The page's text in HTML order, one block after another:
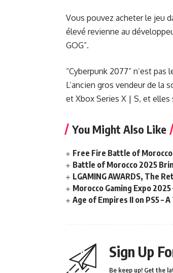
Vous pouvez acheter le jeu
élevé revienne au
GOG”.
“Cyberpunk 2077” n’est
L’ancien gros vendeur de la
et Xbox Series X | S, et
You Might Also Like
Free Fire Battle of
Battle of Morocco 2025
LGAMING AWARDS, The
Morocco Gaming Expo
Age of Empires II on PS5 –
Sign Up
Be keep up! Get the